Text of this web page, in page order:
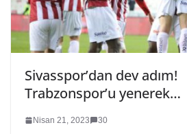
Sivasspor’dan dev adım!
Trabzonspor’u yenerek…
Nisan 21, 2023 30